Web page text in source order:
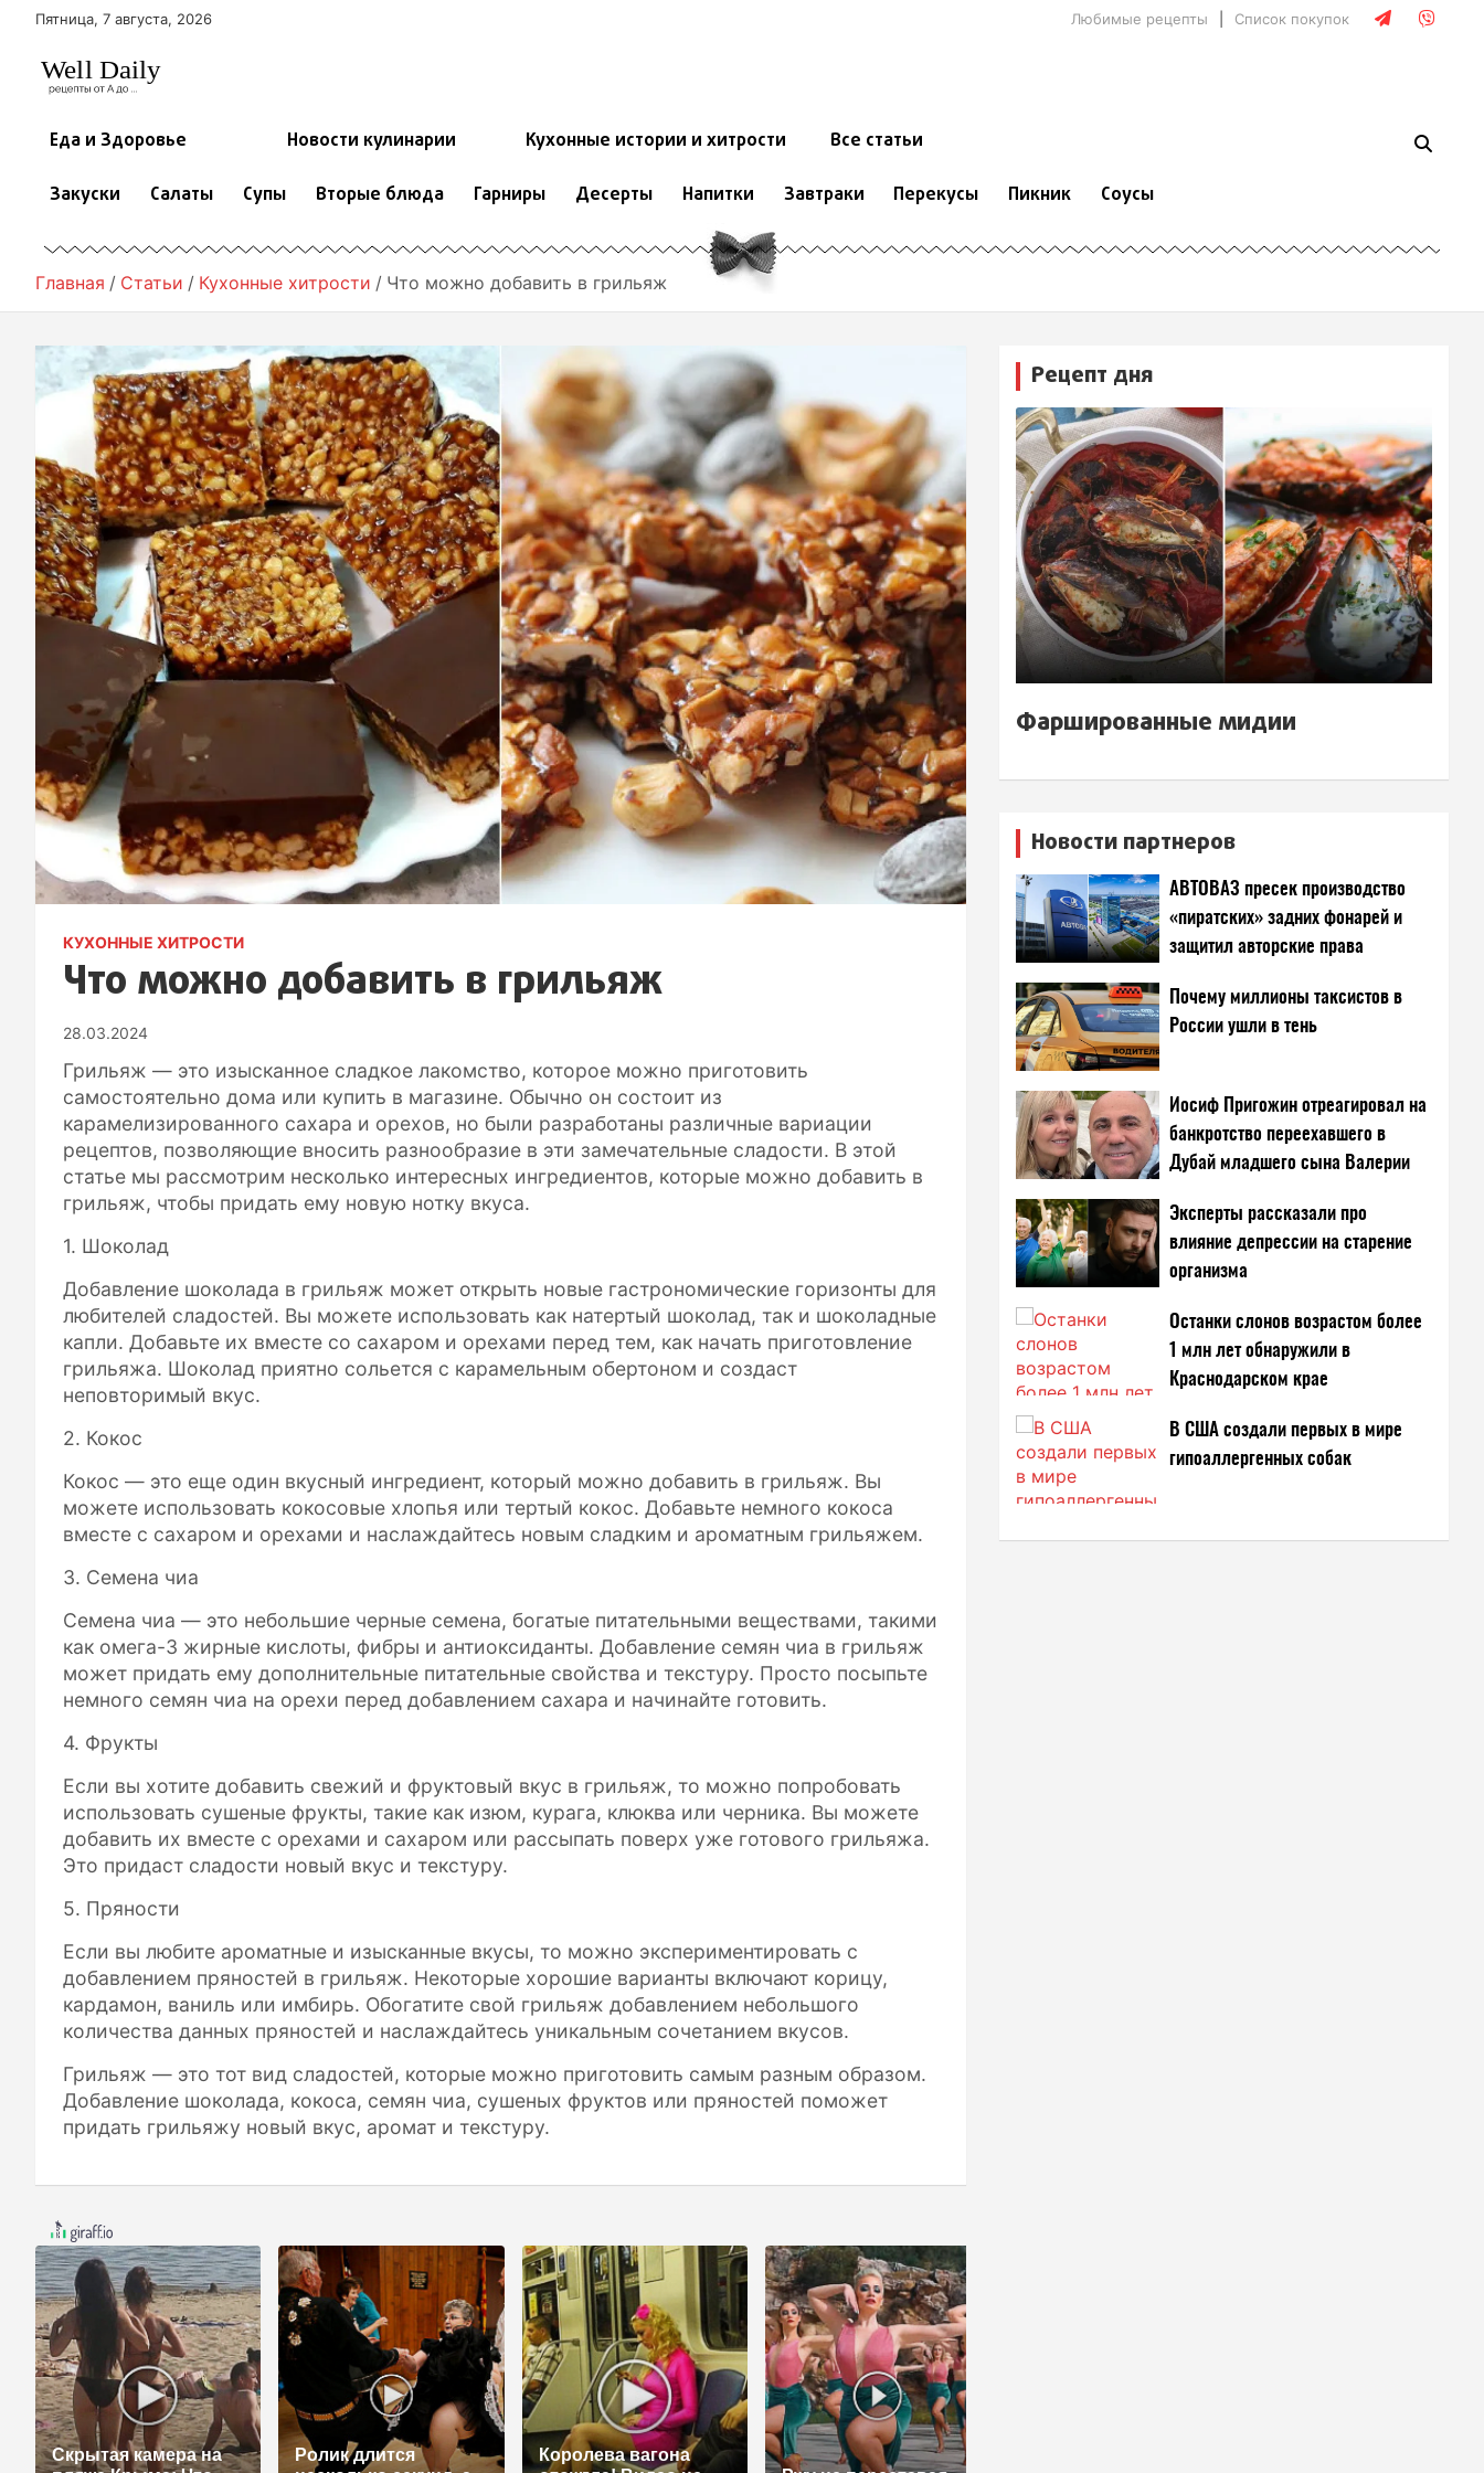
Пятница, 7 августа, 2026 Любимые рецепты Список покупок
Еда и Здоровье Новости кулинарии Кухонные истории и хитрости Все статьи
Закуски Салаты Супы Вторые блюда Гарниры Десерты Напитки Завтраки Перекусы Пикник Соусы
Главная Статьи Кухонные хитрости Что можно добавить в грильяж
КУХОННЫЕ ХИТРОСТИ
Что можно добавить в грильяж
28.03.2024
Грильяж — это изысканное сладкое лакомство, которое можно приготовить
самостоятельно дома или купить в магазине. Обычно он состоит из
карамелизированного сахара и орехов, но были разработаны различные вариации
рецептов, позволяющие вносить разнообразие в эти замечательные сладости. В этой
статье мы рассмотрим несколько интересных ингредиентов, которые можно добавить в
грильяж, чтобы придать ему новую нотку вкуса.
1. Шоколад
Добавление шоколада в грильяж может открыть новые гастрономические горизонты для
любителей сладостей. Вы можете использовать как натертый шоколад, так и шоколадные
капли. Добавьте их вместе со сахаром и орехами перед тем, как начать приготовление
грильяжа. Шоколад приятно сольется с карамельным обертоном и создаст
неповторимый вкус.
2. Кокос
Кокос — это еще один вкусный ингредиент, который можно добавить в грильяж. Вы
можете использовать кокосовые хлопья или тертый кокос. Добавьте немного кокоса
вместе с сахаром и орехами и наслаждайтесь новым сладким и ароматным грильяжем.
3. Семена чиа
Семена чиа — это небольшие черные семена, богатые питательными веществами, такими
как омега-3 жирные кислоты, фибры и антиоксиданты. Добавление семян чиа в грильяж
может придать ему дополнительные питательные свойства и текстуру. Просто посыпьте
немного семян чиа на орехи перед добавлением сахара и начинайте готовить.
4. Фрукты
Если вы хотите добавить свежий и фруктовый вкус в грильяж, то можно попробовать
использовать сушеные фрукты, такие как изюм, курага, клюква или черника. Вы можете
добавить их вместе с орехами и сахаром или рассыпать поверх уже готового грильяжа.
Это придаст сладости новый вкус и текстуру.
5. Пряности
Если вы любите ароматные и изысканные вкусы, то можно экспериментировать с
добавлением пряностей в грильяж. Некоторые хорошие варианты включают корицу,
кардамон, ваниль или имбирь. Обогатите свой грильяж добавлением небольшого
количества данных пряностей и наслаждайтесь уникальным сочетанием вкусов.
Грильяж — это тот вид сладостей, которые можно приготовить самым разным образом.
Добавление шоколада, кокоса, семян чиа, сушеных фруктов или пряностей поможет
придать грильяжу новый вкус, аромат и текстуру.
Скрытая камера на
Ролик длится
Королева вагона
Рецепт дня
Фаршированные мидии
Новости партнеров
АВТОВАЗ пресек производство
«пиратских» задних фонарей и
защитил авторские права
Почему миллионы таксистов в
России ушли в тень
Иосиф Пригожин отреагировал на
банкротство переехавшего в
Дубай младшего сына Валерии
Эксперты рассказали про
влияние депрессии на старение
организма
Останки слонов возрастом более
1 млн лет обнаружили в
Краснодарском крае
В США создали первых в мире
гипоаллергенных собак